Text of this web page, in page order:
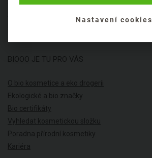
BIOOO JE TU PRO VÁS
O bio kosmetice a eko drogerii
Ekologické a bio značky
Bio certifikáty
Vyhledat kosmetickou složku
Poradna přírodní kosmetiky
Kariéra
Nastavení cookies